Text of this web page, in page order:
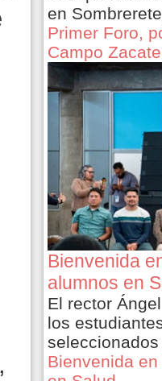
en
Primer Foro,
Campo
Bienvenida
alumnos en
El rector
los
Bienvenida